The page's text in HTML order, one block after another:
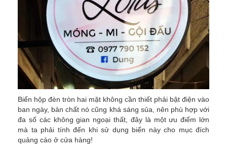
Biển hộp đèn tròn hai mặt không cần thiết phải bật điện vào
ban ngày, bản chất nó cũng khá sáng sủa, nên phù hợp với
đa số các không gian ngoại thất, đây là một ưu điểm lớn
mà ta phải tính đến khi sử dụng biển này cho mục đích
quảng cáo ở cửa hàng!